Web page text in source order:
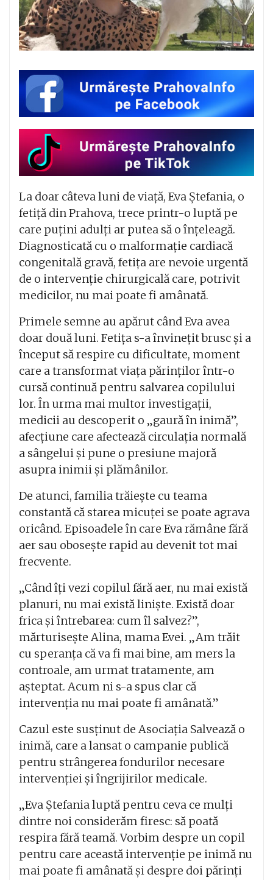
La doar câteva luni de viață, Eva Ștefania, o
fetiță din Prahova, trece printr-o luptă pe
care puțini adulți ar putea să o înțeleagă.
Diagnosticată cu o malformație cardiacă
congenitală gravă, fetița are nevoie urgentă
de o intervenție chirurgicală care, potrivit
medicilor, nu mai poate fi amânată.
Primele semne au apărut când Eva avea
doar două luni. Fetița s-a învinețit brusc și a
început să respire cu dificultate, moment
care a transformat viața părinților într-o
cursă continuă pentru salvarea copilului
lor. În urma mai multor investigații,
medicii au descoperit o „gaură în inimă”,
afecțiune care afectează circulația normală
a sângelui și pune o presiune majoră
asupra inimii și plămânilor.
De atunci, familia trăiește cu teama
constantă că starea micuței se poate agrava
oricând. Episoadele în care Eva rămâne fără
aer sau obosește rapid au devenit tot mai
frecvente.
„Când îți vezi copilul fără aer, nu mai există
planuri, nu mai există liniște. Există doar
frica și întrebarea: cum îl salvez?”,
mărturisește Alina, mama Evei. „Am trăit
cu speranța că va fi mai bine, am mers la
controale, am urmat tratamente, am
așteptat. Acum ni s-a spus clar că
intervenția nu mai poate fi amânată.”
Cazul este susținut de Asociația Salvează o
inimă, care a lansat o campanie publică
pentru strângerea fondurilor necesare
intervenției și îngrijirilor medicale.
„Eva Ștefania luptă pentru ceva ce mulți
dintre noi considerăm firesc: să poată
respira fără teamă. Vorbim despre un copil
pentru care această intervenție pe inimă nu
mai poate fi amânată și despre doi părinți